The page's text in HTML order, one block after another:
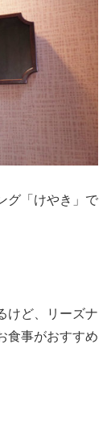
グ「けやき」で
けど、リーズナ
食事がおすすめ